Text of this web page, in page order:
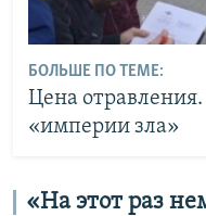
БОЛЬШЕ ПО ТЕМЕ:
Цена отравления.
«империи зла»
«На этот раз